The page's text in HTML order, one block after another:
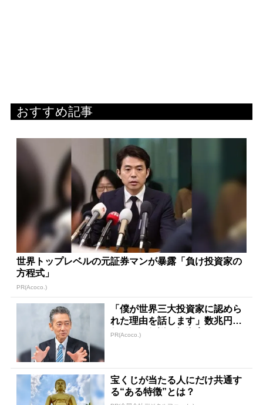
おすすめ記事
世界トップレベルの元証券マンが暴露「負け投資家の
方程式」
PR(Acoco.)
「僕が世界三大投資家に認めら
れた理由を話します」数兆円を
任された伝説の投資家
PR(Acoco.)
宝くじが当たる人にだけ共通す
る“ある特徴”とは？